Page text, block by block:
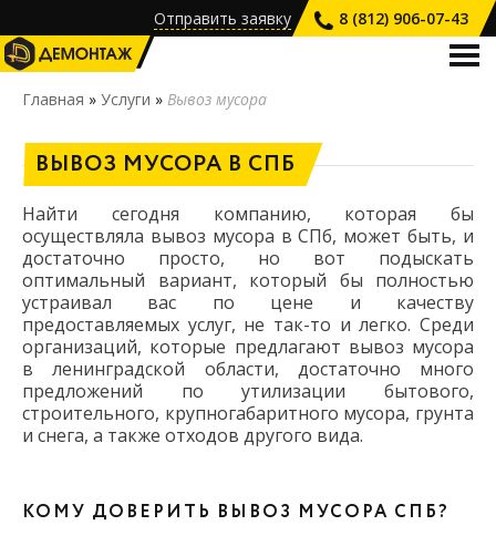
Отправить заявку 8 (812) 906-07-43
О КОМПАНИИ
УСЛУГИ
ПРАЙС-ЛИСТ
НАШИ РАБОТЫ
ВАКАНСИИ
КОНТАКТЫ
Главная » Услуги » Вывоз мусора
ВЫВОЗ МУСОРА В СПБ
Найти сегодня компанию, которая бы
осуществляла вывоз мусора в СПб, может быть, и
достаточно просто, но вот подыскать
оптимальный вариант, который бы полностью
устраивал вас по цене и качеству
предоставляемых услуг, не так-то и легко. Среди
организаций, которые предлагают вывоз мусора
в ленинградской области, достаточно много
предложений по утилизации бытового,
строительного, крупногабаритного мусора, грунта
и снега, а также отходов другого вида.
КОМУ ДОВЕРИТЬ ВЫВОЗ МУСОРА СПБ?